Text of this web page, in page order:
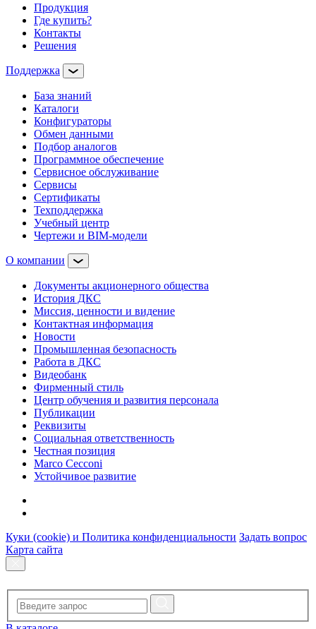
Продукция
Где купить?
Контакты
Решения
Поддержка
База знаний
Каталоги
Конфигураторы
Обмен данными
Подбор аналогов
Программное обеспечение
Сервисное обслуживание
Сервисы
Сертификаты
Техподдержка
Учебный центр
Чертежи и BIM-модели
О компании
Документы акционерного общества
История ДКС
Миссия, ценности и видение
Контактная информация
Новости
Промышленная безопасность
Работа в ДКС
Видеобанк
Фирменный стиль
Центр обучения и развития персонала
Публикации
Реквизиты
Социальная ответственность
Честная позиция
Marco Cecconi
Устойчивое развитие
Куки (cookie) и Политика конфиденциальности Задать вопрос
Карта сайта